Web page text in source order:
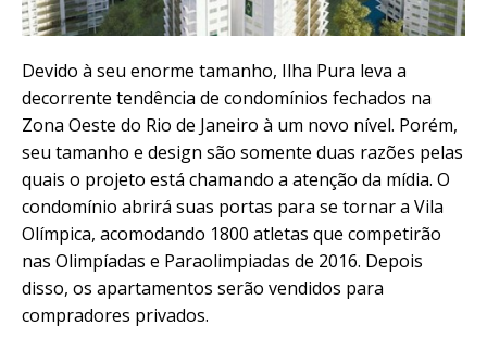
Devido à seu enorme tamanho, Ilha Pura leva a
decorrente tendência de condomínios fechados na
Zona Oeste do Rio de Janeiro à um novo nível. Porém,
seu tamanho e design são somente duas razões pelas
quais o projeto está chamando a atenção da mídia. O
condomínio abrirá suas portas para se tornar a Vila
Olímpica, acomodando 1800 atletas que competirão
nas Olimpíadas e Paraolimpiadas de 2016. Depois
disso, os apartamentos serão vendidos para
compradores privados.